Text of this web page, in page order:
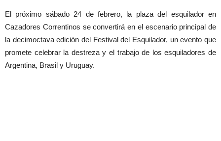
El próximo sábado 24 de febrero, la plaza del esquilador en
Cazadores Correntinos se convertirá en el escenario principal de
la decimoctava edición del Festival del Esquilador, un evento que
promete celebrar la destreza y el trabajo de los esquiladores de
Argentina, Brasil y Uruguay.